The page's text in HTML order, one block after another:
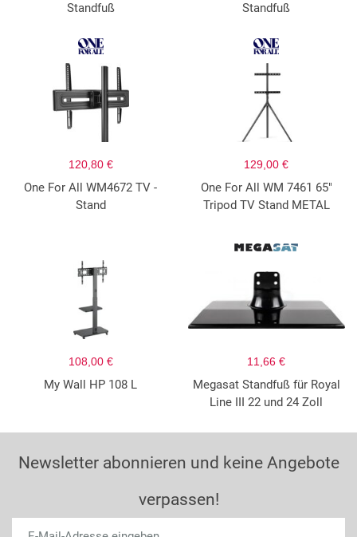
Standfuß
Standfuß
120,80 €
One For All WM4672 TV -
Stand
129,00 €
One For All WM 7461 65"
Tripod TV Stand METAL
108,00 €
My Wall HP 108 L
11,66 €
Megasat Standfuß für Royal
Line III 22 und 24 Zoll
Newsletter abonnieren und keine Angebote
verpassen!